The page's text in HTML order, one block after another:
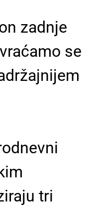
zadnje
se
tri